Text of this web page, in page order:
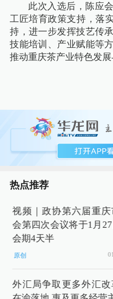
此次入选后，陈应
工匠培育政策支持，落
持，进一步发挥技艺传
技能培训、产业赋能等
推动重庆茶产业特色发展
热点推荐
视频｜政协第六届重庆
会第四次会议将于1月
会期4天半
原创
外汇局争取更多外汇